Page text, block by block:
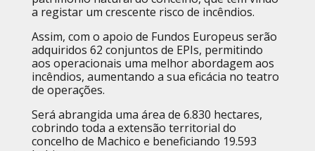
a registar um crescente risco de incêndios.
Assim, com o apoio de Fundos Europeus serão
adquiridos 62 conjuntos de EPIs, permitindo
aos operacionais uma melhor abordagem aos
incêndios, aumentando a sua eficácia no teatro
de operações.
Será abrangida uma área de 6.830 hectares,
cobrindo toda a extensão territorial do
concelho de Machico e beneficiando 19.593